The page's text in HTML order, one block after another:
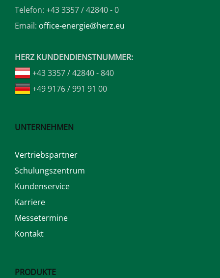
Telefon: +43 3357 / 42840 - 0
Email: office-energie@herz.eu
HERZ KUNDENDIENSTNUMMER:
+43 3357 / 42840 - 840
+49 9176 / 991 91 00
UNTERNEHMEN
Vertriebspartner
Schulungszentrum
Kundenservice
Karriere
Messetermine
Kontakt
PRODUKTE